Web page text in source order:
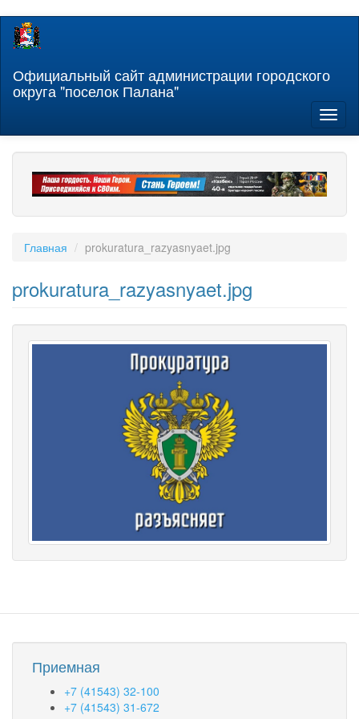
Перейти
содержанию
Официальный сайт администрации городского
округа "поселок Палана"
Главная prokuratura_razyasnyaet.jpg
prokuratura_razyasnyaet.jpg
Приемная
+7 (41543) 32-100
+7 (41543) 31-672